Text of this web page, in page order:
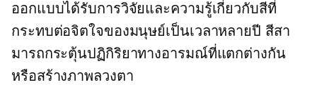
ออกแบบได้รับการวิจัยและความรู้เกี่ยวกับสีที่
กระทบต่อจิตใจของมนุษย์เป็นเวลาหลายปี สีสา
มารถกระตุ้นปฏิกิริยาทางอารมณ์ที่แตกต่างกัน
หรือสร้างภาพลวงตา